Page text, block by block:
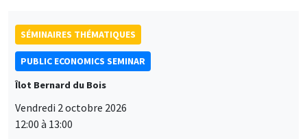
SÉMINAIRES THÉMATIQUES
PUBLIC ECONOMICS SEMINAR
Îlot Bernard du Bois
Vendredi 2 octobre 2026
12:00 à 13:00